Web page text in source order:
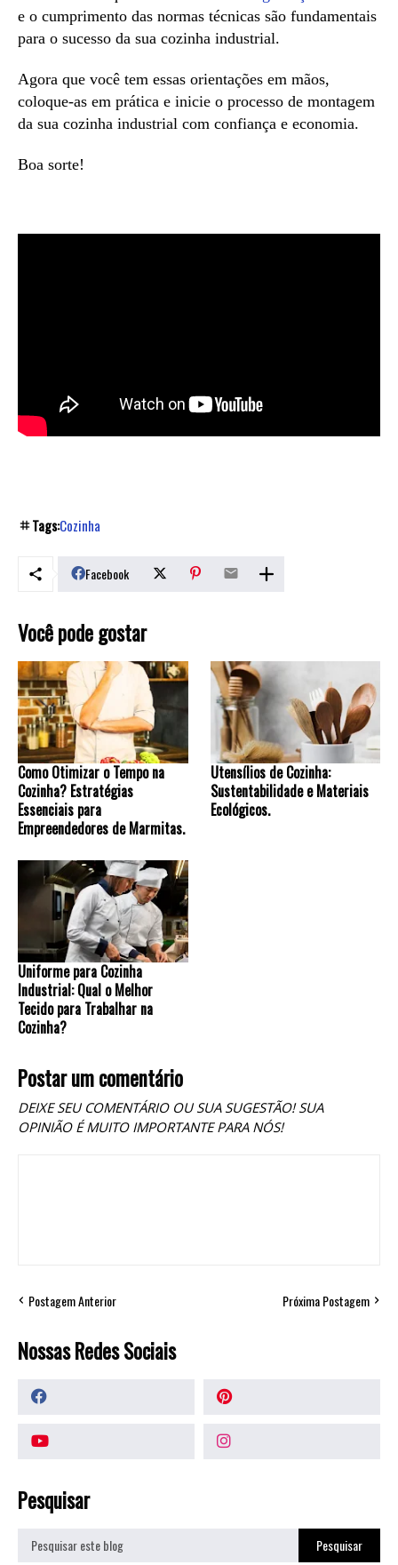
e o cumprimento das normas técnicas são fundamentais
para o sucesso da sua cozinha industrial.
Agora que você tem essas orientações em mãos,
coloque-as em prática e inicie o processo de montagem
da sua cozinha industrial com confiança e economia.
Boa sorte!
Tags:Cozinha
Facebook
Você pode gostar
Como Otimizar o Tempo na
Cozinha? Estratégias
Essenciais para
Empreendedores de Marmitas.
Utensílios de Cozinha:
Sustentabilidade e Materiais
Ecológicos.
Uniforme para Cozinha
Industrial: Qual o Melhor
Tecido para Trabalhar na
Cozinha?
Postar um comentário
DEIXE SEU COMENTÁRIO OU SUA SUGESTÃO! SUA
OPINIÃO É MUITO IMPORTANTE PARA NÓS!
Postagem Anterior Próxima Postagem
Nossas Redes Sociais
Pesquisar